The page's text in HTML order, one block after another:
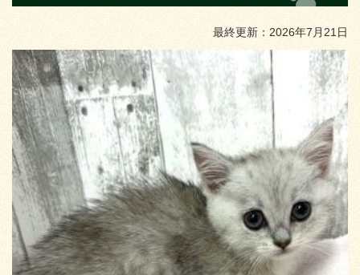
最終更新：2026年7月21日